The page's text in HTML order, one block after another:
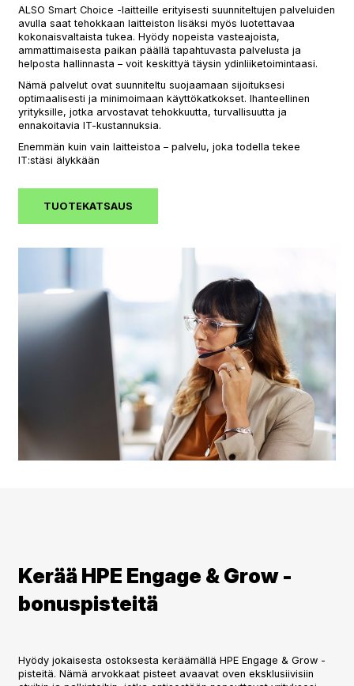
ALSO Smart Choice -laitteille erityisesti suunniteltujen palveluiden
avulla saat tehokkaan laitteiston lisäksi myös luotettavaa
kokonaisvaltaista tukea. Hyödy nopeista vasteajoista,
ammattimaisesta paikan päällä tapahtuvasta palvelusta ja
helposta hallinnasta – voit keskittyä täysin ydinliiketoimintaasi.
Nämä palvelut ovat suunniteltu suojaamaan sijoituksesi
optimaalisesti ja minimoimaan käyttökatkokset. Ihanteellinen
yrityksille, jotka arvostavat tehokkuutta, turvallisuutta ja
ennakoitavia IT-kustannuksia.
Enemmän kuin vain laitteistoa – palvelu, joka todella tekee
IT:stäsi älykkään
TUOTEKATSAUS
Kerää HPE Engage & Grow -
bonuspisteitä
Hyödy jokaisesta ostoksesta keräämällä HPE Engage & Grow -
pisteitä. Nämä arvokkaat pisteet avaavat oven eksklusiivisiin